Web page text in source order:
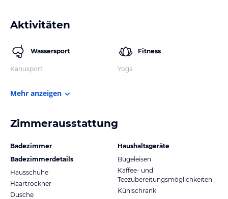
Aktivitäten
Wassersport
Kanusport
Fitness
Yoga
Mehr anzeigen
Zimmerausstattung
Badezimmer
Badezimmerdetails
Hausschuhe
Haartrockner
Dusche
Haushaltsgeräte
Bügeleisen
Kaffee- und
Teezubereitungsmöglichkeiten
Kühlschrank